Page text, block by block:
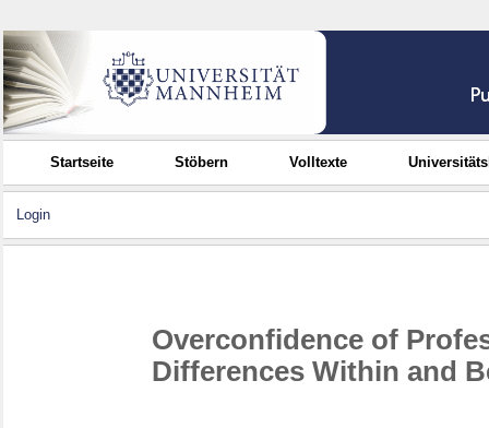
Startseite Stöbern Volltexte
Login
Overconfidence of
Differences Within and